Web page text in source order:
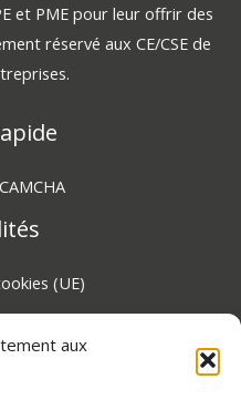
aux
et PME pour leur offrir des
réservé aux CE/CSE de
(UE)
des données